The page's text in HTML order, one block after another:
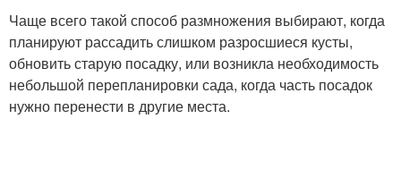
Чаще всего такой способ размножения выбирают, когда
планируют рассадить слишком разросшиеся кусты,
обновить старую посадку, или возникла необходимость
небольшой перепланировки сада, когда часть посадок
нужно перенести в другие места.